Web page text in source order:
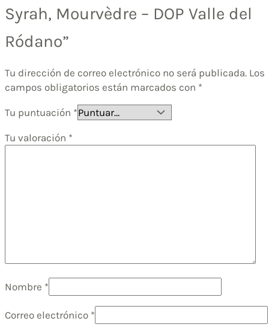
Syrah, Mourvèdre – DOP Valle del
Ródano”
Tu dirección de correo electrónico no será publicada. Los
campos obligatorios están marcados con *
Tu puntuación *
Tu valoración *
Nombre *
Correo electrónico *